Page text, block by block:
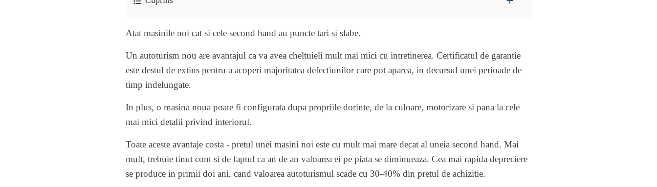
Atat masinile noi cat si cele second hand au puncte tari si slabe.
Un autoturism nou are avantajul ca va avea cheltuieli mult mai mici cu intretinerea. Certificatul de garantie
este destul de extins pentru a acoperi majoritatea defectiunilor care pot aparea, in decursul unei perioade de
timp indelungate.
In plus, o masina noua poate fi configurata dupa propriile dorinte, de la culoare, motorizare si pana la cele
mai mici detalii privind interiorul.
Toate aceste avantaje costa - pretul unei masini noi este cu mult mai mare decat al uneia second hand. Mai
mult, trebuie tinut cont si de faptul ca an de an valoarea ei pe piata se diminueaza. Cea mai rapida depreciere
se produce in primii doi ani, cand valoarea autoturismul scade cu 30-40% din pretul de achizitie.